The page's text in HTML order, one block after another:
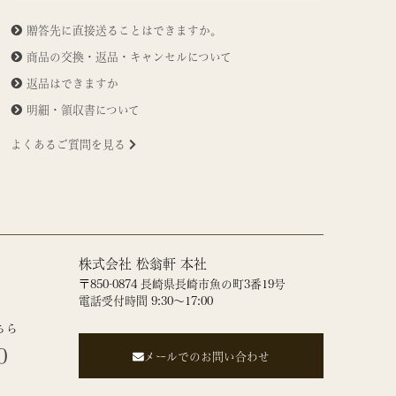
贈答先に直接送ることはできますか。
商品の交換・返品・キャンセルについて
返品はできますか
明細・領収書について
よくあるご質問を見る
株式会社 松翁軒 本社
〒850-0874 長崎県長崎市魚の町3番19号
電話受付時間 9:30～17:00
ら
メールでのお問い合わせ